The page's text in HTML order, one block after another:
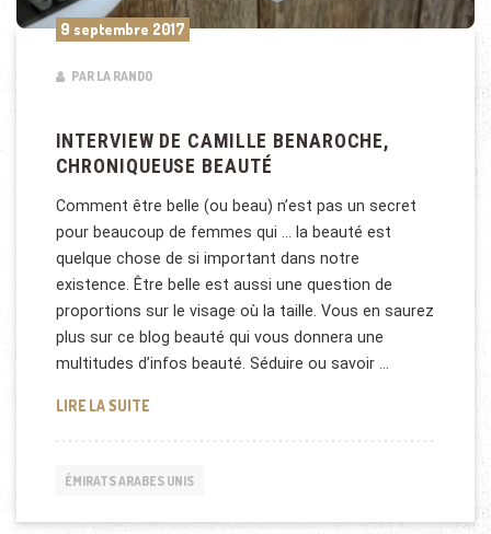
9 septembre 2017
PAR LA RANDO
INTERVIEW DE CAMILLE BENAROCHE,
CHRONIQUEUSE BEAUTÉ
Comment être belle (ou beau) n’est pas un secret
pour beaucoup de femmes qui … la beauté est
quelque chose de si important dans notre
existence. Être belle est aussi une question de
proportions sur le visage où la taille. Vous en saurez
plus sur ce blog beauté qui vous donnera une
multitudes d’infos beauté. Séduire ou savoir …
LIRE LA SUITEINTERVIEW DE CAMILLE BENAROCHE,
ÉMIRATS ARABES UNIS